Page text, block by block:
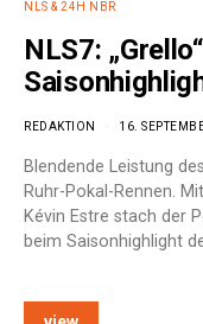
NLS & 24H NBR
NLS7:
REDAKTION 16.
Blendende Leistung
Ruhr-Pokal-Rennen.
Kévin Estre stach der
beim Saisonhighlight